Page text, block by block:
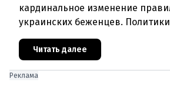
кардинальное изменение
украинских беженцев.
отменить автоматическое
убежища и ввести
Читать далее
Реклама